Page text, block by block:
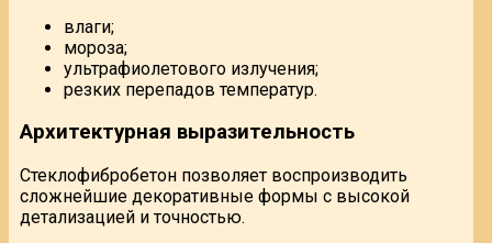
влаги;
мороза;
ультрафиолетового излучения;
резких перепадов температур.
Архитектурная выразительность
Стеклофибробетон позволяет воспроизводить
сложнейшие декоративные формы с высокой
детализацией и точностью.